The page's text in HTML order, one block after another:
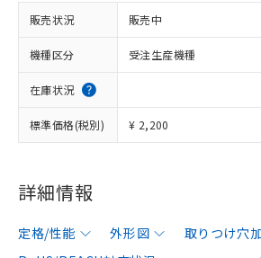
販売状況 販売中
機種区分 受注生産機種
在庫状況
標準価格(税別) ¥ 2,200
詳細情報
定格/性能 外形図 取りつけ穴